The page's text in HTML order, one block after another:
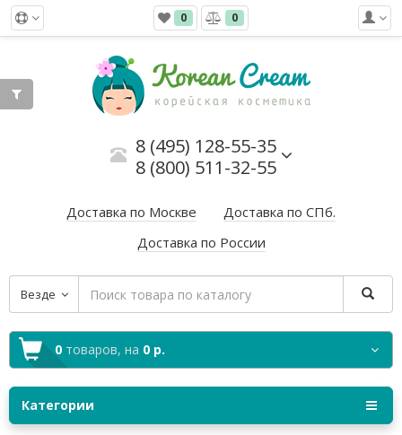
0 0
8 (495) 128-55-35
8 (800) 511-32-55
Доставка по Москве
Доставка по СПб.
Доставка по России
Везде
0 товаров, на 0 р.
Категории